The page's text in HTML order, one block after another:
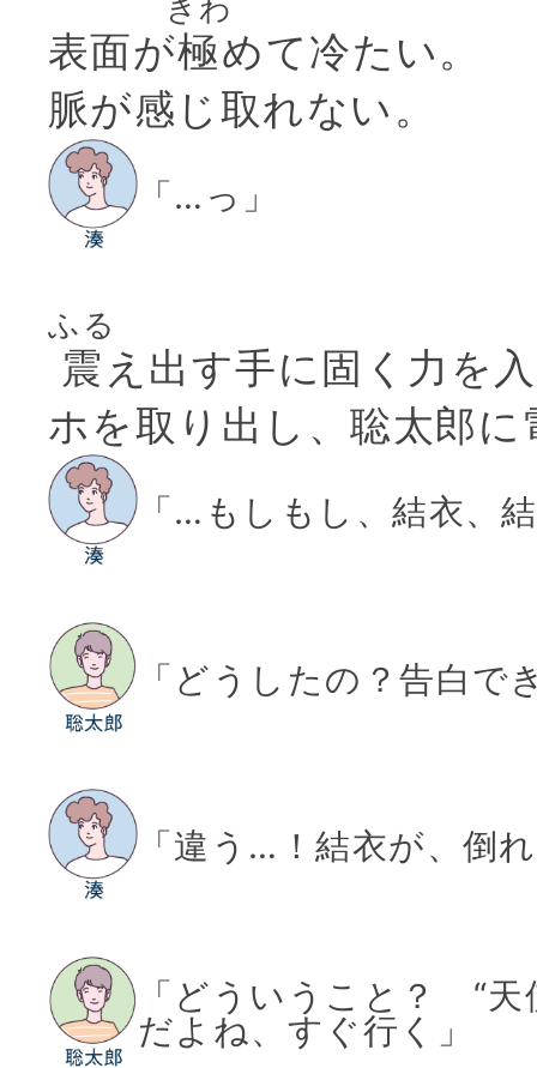
表面が極
きわ
めて冷たい。
脈が感じ取れない。
「…っ」
震
ふる
え出す手に固く力を
ホを取り出し、聡太郎
「…もしもし、結衣、
「どうしたの？告白で
「違う…！結衣が、倒
「どういうこと？ “天
だよね、すぐ行く」